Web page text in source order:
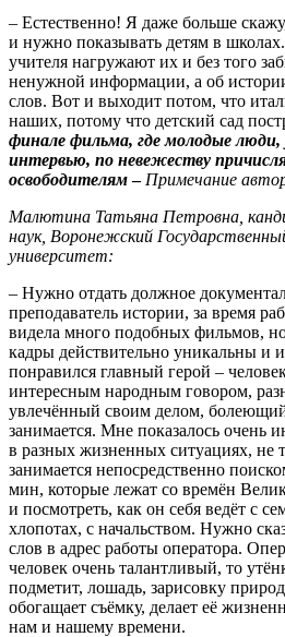
– Естественно! Я даже больше
и нужно показывать детям в
учителя нагружают их и без того
ненужной информации, а об
слов. Вот и выходит потом, что
наших, потому что детский сад
финале фильма, где молодые
интервью, по невежеству
освободителям– Примечание
Малютина Татьяна Петровна,
наук, Воронежский
университет:
– Нужно отдать должное
преподаватель истории, за время
видела много подобных фильмов, но
кадры действительно уникальны и
понравился главный герой –
интересным народным говором,
увлечённый своим делом,
занимается. Мне показалось очень
в разных жизненных ситуациях, не
занимается непосредственно
мин, которые лежат со времён
и посмотреть, как он себя ведёт с
хлопотах, с начальством. Нужно
слов в адрес работы оператора.
человек очень талантливый, то
подметит, лошадь, зарисовку
обогащает съёмку, делает её
нам и нашему времени.